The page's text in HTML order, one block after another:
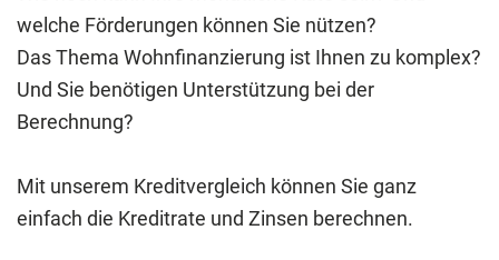
welche Förderungen können Sie nützen?
Das Thema Wohnfinanzierung ist Ihnen zu komplex?
Und Sie benötigen Unterstützung bei der
Berechnung?
Mit unserem Kreditvergleich können Sie ganz
einfach die Kreditrate und Zinsen berechnen.